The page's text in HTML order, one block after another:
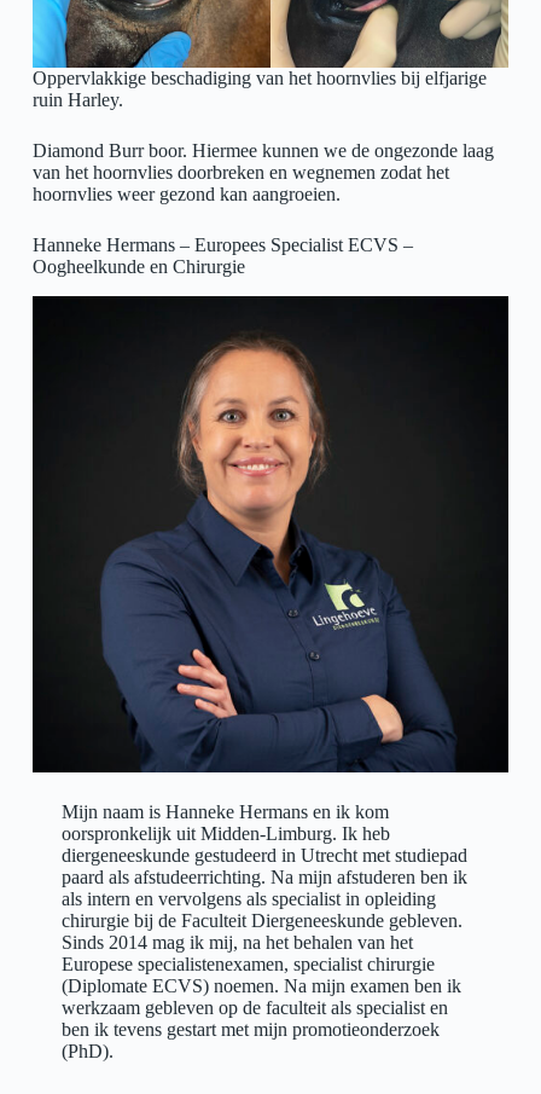
Oppervlakkige beschadiging van het hoornvlies bij elfjarige
ruin Harley.
Diamond Burr boor. Hiermee kunnen we de ongezonde laag
van het hoornvlies doorbreken en wegnemen zodat het
hoornvlies weer gezond kan aangroeien.
Hanneke Hermans – Europees Specialist ECVS –
Oogheelkunde en Chirurgie
Mijn naam is Hanneke Hermans en ik kom
oorspronkelijk uit Midden-Limburg. Ik heb
diergeneeskunde gestudeerd in Utrecht met studiepad
paard als afstudeerrichting. Na mijn afstuderen ben ik
als intern en vervolgens als specialist in opleiding
chirurgie bij de Faculteit Diergeneeskunde gebleven.
Sinds 2014 mag ik mij, na het behalen van het
Europese specialistenexamen, specialist chirurgie
(Diplomate ECVS) noemen. Na mijn examen ben ik
werkzaam gebleven op de faculteit als specialist en
ben ik tevens gestart met mijn promotieonderzoek
(PhD).